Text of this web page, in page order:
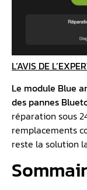
L’AVIS DE
Le module Blue
des pannes
réparation sous
remplacements
reste la solution